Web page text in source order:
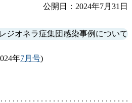
公開日：2024年7月31日
ジオネラ症集団感染事例について
年7月号)